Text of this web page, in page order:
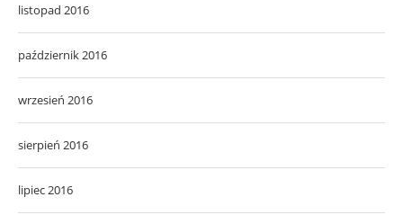
listopad 2016
październik 2016
wrzesień 2016
sierpień 2016
lipiec 2016